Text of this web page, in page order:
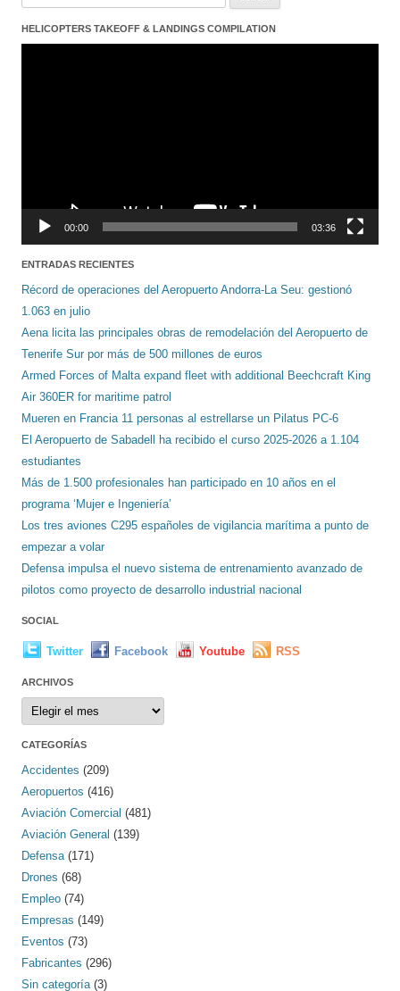
HELICOPTERS TAKEOFF & LANDINGS COMPILATION
00:00 03:36
ENTRADAS RECIENTES
Récord de operaciones del Aeropuerto Andorra-La Seu: gestionó
1.063 en julio
Aena licita las principales obras de remodelación del Aeropuerto de
Tenerife Sur por más de 500 millones de euros
Armed Forces of Malta expand fleet with additional Beechcraft King
Air 360ER for maritime patrol
Mueren en Francia 11 personas al estrellarse un Pilatus PC-6
El Aeropuerto de Sabadell ha recibido el curso 2025-2026 a 1.104
estudiantes
Más de 1.500 profesionales han participado en 10 años en el
programa ‘Mujer e Ingeniería’
Los tres aviones C295 españoles de vigilancia marítima a punto de
empezar a volar
Defensa impulsa el nuevo sistema de entrenamiento avanzado de
pilotos como proyecto de desarrollo industrial nacional
SOCIAL
Twitter Facebook Youtube RSS
ARCHIVOS
Archivos
CATEGORÍAS
Accidentes (209)
Aeropuertos (416)
Aviación Comercial (481)
Aviación General (139)
Defensa(171)
Drones (68)
Empleo (74)
Empresas (149)
Eventos (73)
Fabricantes (296)
Sin categoría(3)